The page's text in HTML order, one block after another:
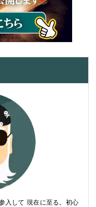
入して 現在に至る。初心